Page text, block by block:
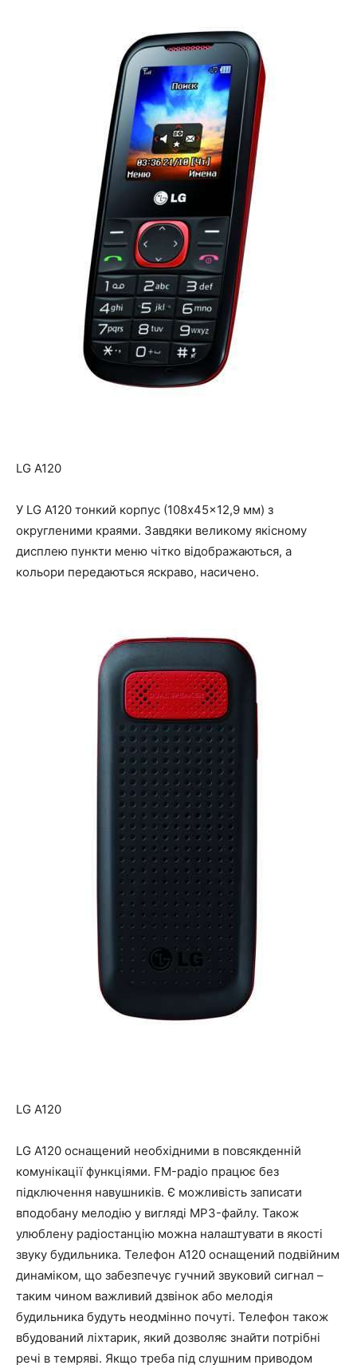
LG A120
У LG A120 тонкий корпус (108x45x12,9 мм) з
округленими краями. Завдяки великому якісному
дисплею пункти меню чітко відображаються, а
кольори передаються яскраво, насичено.
LG A120
LG A120 оснащений необхідними в повсякденній
комунікації функціями. FM-радіо працює без
підключення навушників. Є можливість записати
вподобану мелодію у вигляді MP3-файлу. Також
улюблену радіостанцію можна налаштувати в якості
звуку будильника. Телефон А120 оснащений подвійним
динаміком, що забезпечує гучний звуковий сигнал –
таким чином важливий дзвінок або мелодія
будильника будуть неодмінно почуті. Телефон також
вбудований ліхтарик, який дозволяє знайти потрібні
речі в темряві. Якщо треба під слушним приводом